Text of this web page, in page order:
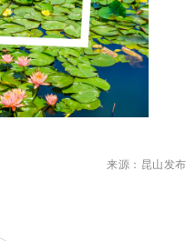
来源：昆山发布